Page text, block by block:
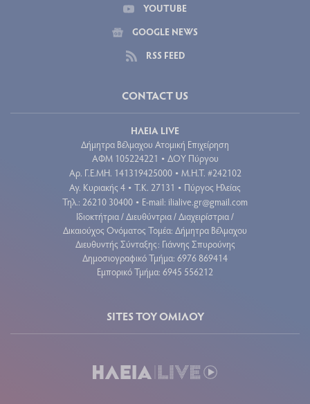
YOUTUBE
GOOGLE NEWS
RSS FEED
CONTACT US
ΗΛΕΙΑ LIVE
Δήμητρα Βέλμαχου Ατομική Επιχείρηση
ΑΦΜ 105224221 • ΔΟΥ Πύργου
Aρ. Γ.Ε.ΜΗ. 141319425000 • Μ.Η.Τ. #242102
Αγ. Κυριακής 4 • Τ.Κ. 27131 • Πύργος Ηλείας
Τηλ.: 26210 30400 • E-mail: ilialive.gr@gmail.com
Ιδιοκτήτρια / Διευθύντρια / Διαχειρίστρια /
Δικαιούχος Ονόματος Τομέα: Δήμητρα Βέλμαχου
Διευθυντής Σύνταξης: Γιάννης Σπυρούνης
Δημοσιογραφικό Τμήμα: 6976 869414
Εμπορικό Τμήμα: 6945 556212
SITES ΤΟΥ ΟΜΙΛΟΥ